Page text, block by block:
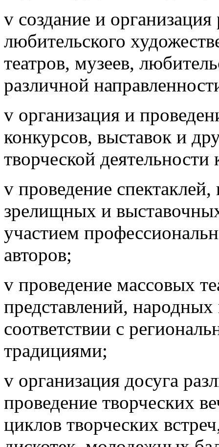
v создание и
любительского
театров, музеев,
различной
v организация и
конкурсов, выставок и
творческой
v проведение
зрелищных и
участием
авторов;
v проведение массовых
представлений,
соответствии с
традициями;
v организация досуга
проведение творческих
циклов творческих